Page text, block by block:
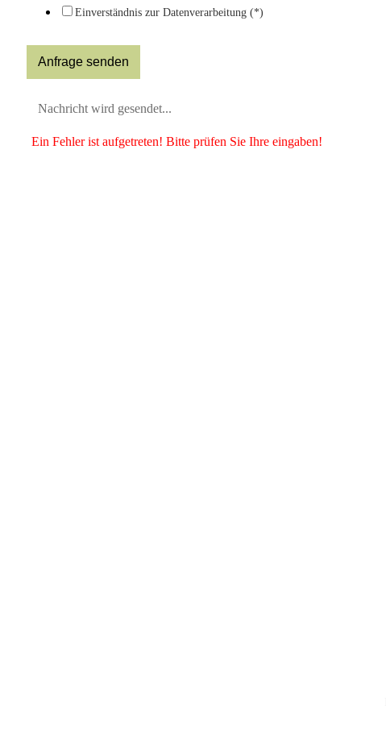
Einverständnis zur Datenverarbeitung (*)
Nachricht wird gesendet...
Ein Fehler ist aufgetreten! Bitte prüfen Sie Ihre eingaben!